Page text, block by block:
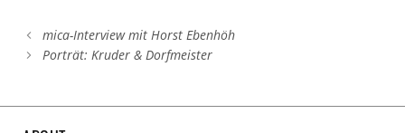
mica-Interview mit Horst Ebenhöh
Porträt: Kruder & Dorfmeister